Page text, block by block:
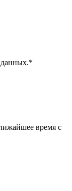
данных.*
время с